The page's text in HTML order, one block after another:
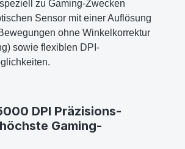
zu Gaming-Zwecken
Sensor mit einer Auflösung
ohne Winkelkorrektur
sowie flexiblen DPI-
DPI Präzisions-
Gaming-